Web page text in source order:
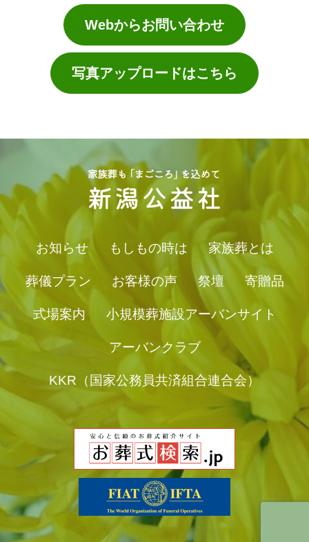
Webからお問い合わせ
写真アップロードはこちら
お知らせ もしもの時は 家族葬とは
葬儀プラン お客様の声 祭壇 寄贈品
式場案内 小規模葬施設アーバンサイト
アーバンクラブ
KKR（国家公務員共済組合連合会）